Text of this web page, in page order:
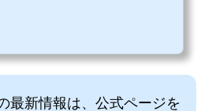
最新情報は、公式ページを